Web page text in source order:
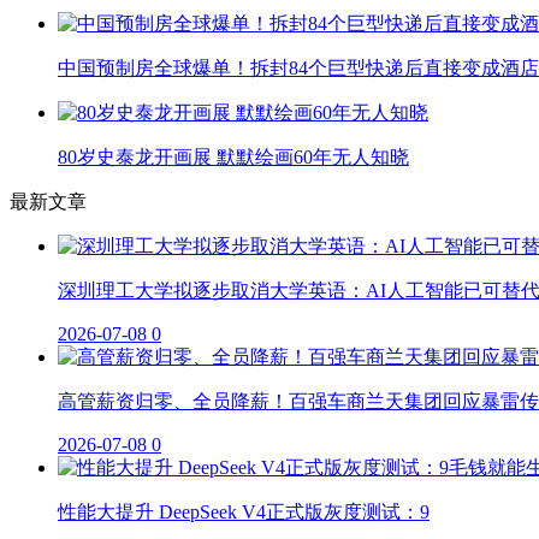
中国预制房全球爆单！拆封84个巨型快递后直接变成酒店
80岁史泰龙开画展 默默绘画60年无人知晓
最新文章
深圳理工大学拟逐步取消大学英语：AI人工智能已可替代
2026-07-08 0
高管薪资归零、全员降薪！百强车商兰天集团回应暴雷
2026-07-08 0
性能大提升 DeepSeek V4正式版灰度测试：9